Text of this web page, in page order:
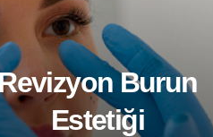
Burun
Estetiği